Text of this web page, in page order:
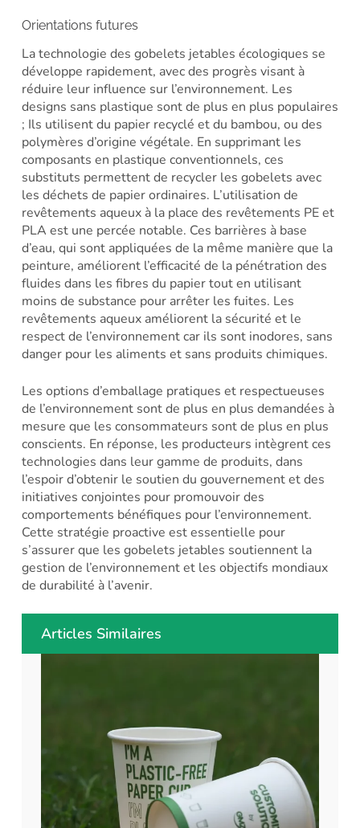
Orientations futures
La technologie des gobelets jetables écologiques se
développe rapidement, avec des progrès visant à
réduire leur influence sur l’environnement. Les
designs sans plastique sont de plus en plus populaires
; Ils utilisent du papier recyclé et du bambou, ou des
polymères d’origine végétale. En supprimant les
composants en plastique conventionnels, ces
substituts permettent de recycler les gobelets avec
les déchets de papier ordinaires. L’utilisation de
revêtements aqueux à la place des revêtements PE et
PLA est une percée notable. Ces barrières à base
d’eau, qui sont appliquées de la même manière que la
peinture, améliorent l’efficacité de la pénétration des
fluides dans les fibres du papier tout en utilisant
moins de substance pour arrêter les fuites. Les
revêtements aqueux améliorent la sécurité et le
respect de l’environnement car ils sont inodores, sans
danger pour les aliments et sans produits chimiques.
Les options d’emballage pratiques et respectueuses
de l’environnement sont de plus en plus demandées à
mesure que les consommateurs sont de plus en plus
conscients. En réponse, les producteurs intègrent ces
technologies dans leur gamme de produits, dans
l’espoir d’obtenir le soutien du gouvernement et des
initiatives conjointes pour promouvoir des
comportements bénéfiques pour l’environnement.
Cette stratégie proactive est essentielle pour
s’assurer que les gobelets jetables soutiennent la
gestion de l’environnement et les objectifs mondiaux
de durabilité à l’avenir.
Articles Similaires